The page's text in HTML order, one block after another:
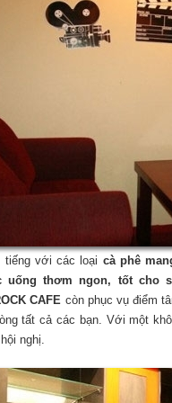
tiếng với các loại cà phê
uống thơm ngon, tốt cho
CAFE còn phục vụ điểm
tất cả các bạn. Với một
nghị.